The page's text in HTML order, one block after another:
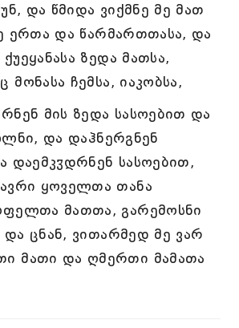
და წმიდა ვიქმნე მე მათ
ერთა და წარმართთასა, და
ზედა მათსა,
ჩემსა, იაკობსა,
მის ზედა სასოებით და
და დაჰნერგნენ
დაემკჳდრნენ სასოებით,
ყოველთა თანა
მათთა, გარემოსნი
ცნან, ვითარმედ მე ვარ
მათი და ღმერთი მამათა